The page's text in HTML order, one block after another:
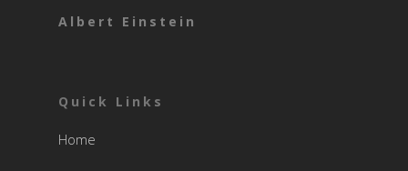
Albert Einstein
Quick Links
Home